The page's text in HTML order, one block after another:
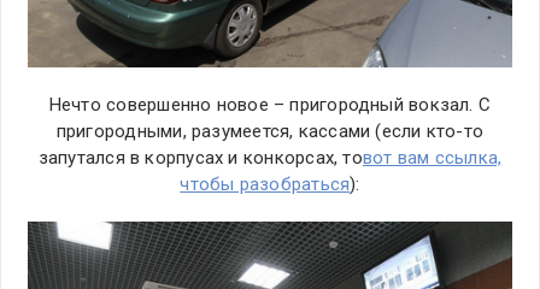
Нечто совершенно новое – пригородный вокзал. С
пригородными, разумеется, кассами (если кто-то
запутался в корпусах и конкорсах, товот вам ссылка,
чтобы разобраться):